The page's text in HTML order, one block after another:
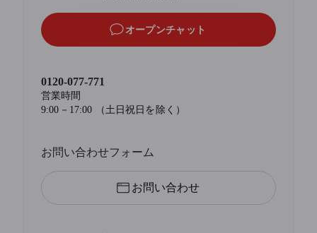
オープンチャット
0120-077-771
営業時間
9:00－17:00 （土日祝日を除く）
お問い合わせフォーム
お問い合わせ